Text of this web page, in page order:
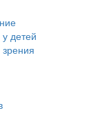
детей